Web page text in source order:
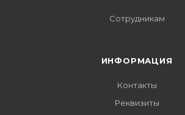
Сотрудникам
ИНФОРМАЦИЯ
Контакты
Реквизиты